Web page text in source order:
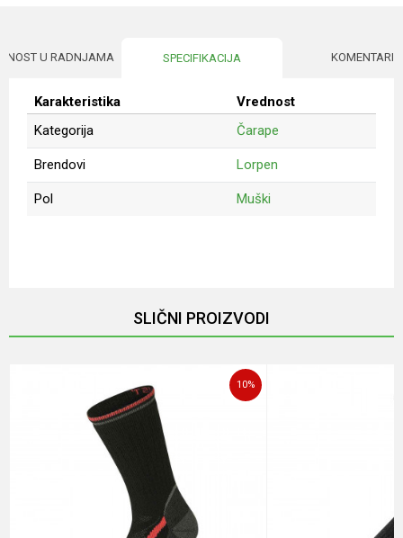
U RADNJAMA SPECIFIKACIJA KOMENTARI
Karakteristika
Vrednost
Kategorija
Čarape
Brendovi Lorpen
Pol Muški
POŠALJI
SLIČNI PROIZVODI
10%